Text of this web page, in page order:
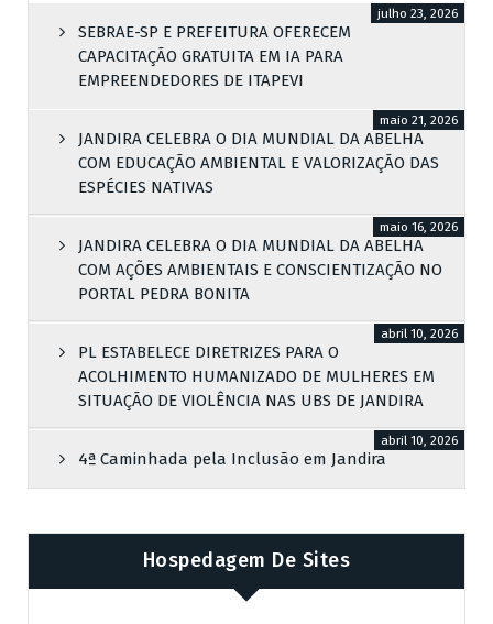
SEBRAE-SP E PREFEITURA OFERECEM
CAPACITAÇÃO GRATUITA EM IA PARA
EMPREENDEDORES DE ITAPEVI
julho 23, 2026
JANDIRA CELEBRA O DIA MUNDIAL DA ABELHA
COM EDUCAÇÃO AMBIENTAL E VALORIZAÇÃO DAS
ESPÉCIES NATIVAS
maio 21, 2026
JANDIRA CELEBRA O DIA MUNDIAL DA ABELHA
COM AÇÕES AMBIENTAIS E CONSCIENTIZAÇÃO NO
PORTAL PEDRA BONITA
maio 16, 2026
PL ESTABELECE DIRETRIZES PARA O
ACOLHIMENTO HUMANIZADO DE MULHERES EM
SITUAÇÃO DE VIOLÊNCIA NAS UBS DE JANDIRA
abril 10, 2026
4ª Caminhada pela Inclusão em Jandira
abril 10, 2026
Hospedagem De Sites